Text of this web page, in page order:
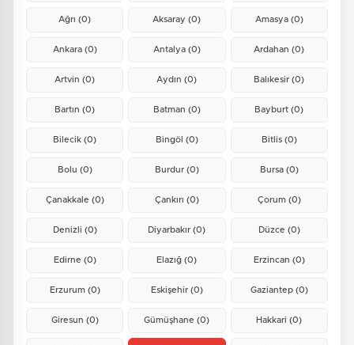
Ağrı(0) Aksaray(0) Amasya (0)
Ankara (0) Antalya (0) Ardahan(0)
Artvin(0) Aydın(0) Balıkesir(0)
Bartın(0) Batman (0) Bayburt(0)
Bilecik(0) Bingöl (0) Bitlis (0)
Bolu (0) Burdur (0) Bursa (0)
Çanakkale (0) Çankırı (0) Çorum (0)
Denizli (0) Diyarbakır(0) Düzce (0)
Edirne (0) Elazığ(0) Erzincan (0)
Erzurum (0) Eskişehir (0) Gaziantep (0)
Giresun (0) Gümüşhane(0) Hakkari(0)